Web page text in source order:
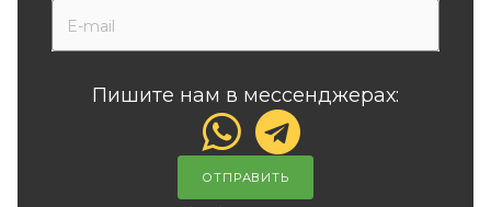
Пишите нам в мессенджерах:
ОТПРАВИТЬ